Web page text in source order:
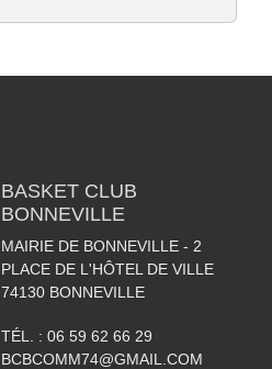
BASKET CLUB
BONNEVILLE
MAIRIE DE BONNEVILLE - 2
PLACE DE L'HÔTEL DE VILLE
74130 BONNEVILLE
TÉL. : 06 59 62 66 29
BCBCOMM74@GMAIL.COM